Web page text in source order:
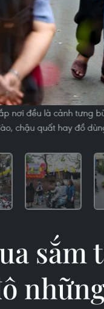
nơi đều là cảnh tưng
chậu quất hay đồ
sắm